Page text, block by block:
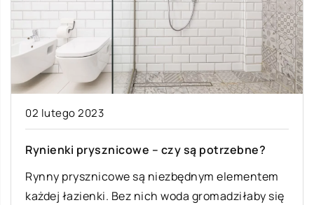
02 lutego 2023
Rynienki prysznicowe – czy są potrzebne?
Rynny prysznicowe są niezbędnym elementem
każdej łazienki. Bez nich woda gromadziłaby się